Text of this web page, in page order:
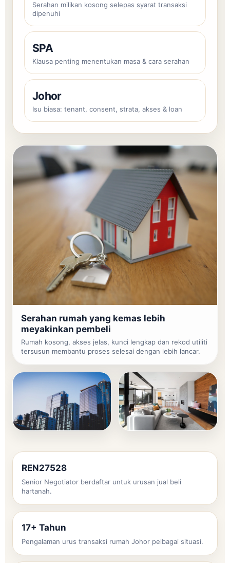
Serahan milikan kosong selepas syarat transaksi
dipenuhi
SPA
Klausa penting menentukan masa & cara serahan
Johor
Isu biasa: tenant, consent, strata, akses & loan
Serahan rumah yang kemas lebih
meyakinkan pembeli
Rumah kosong, akses jelas, kunci lengkap dan rekod utiliti
tersusun membantu proses selesai dengan lebih lancar.
REN27528
Senior Negotiator berdaftar untuk urusan jual beli
hartanah.
17+ Tahun
Pengalaman urus transaksi rumah Johor pelbagai situasi.